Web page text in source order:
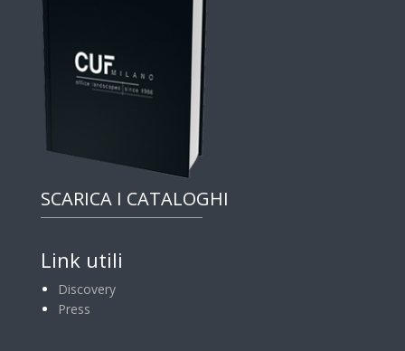
SCARICA I CATALOGHI
Link utili
Discovery
Press